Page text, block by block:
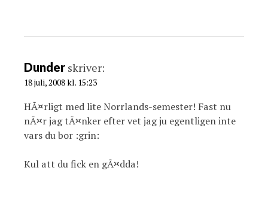
Dunder skriver:
18 juli, 2008 kl. 15:23
HÃ¤rligt med lite Norrlands-semester! Fast nu
nÃ¤r jag tÃ¤nker efter vet jag ju egentligen inte
vars du bor :grin:
Kul att du fick en gÃ¤dda!